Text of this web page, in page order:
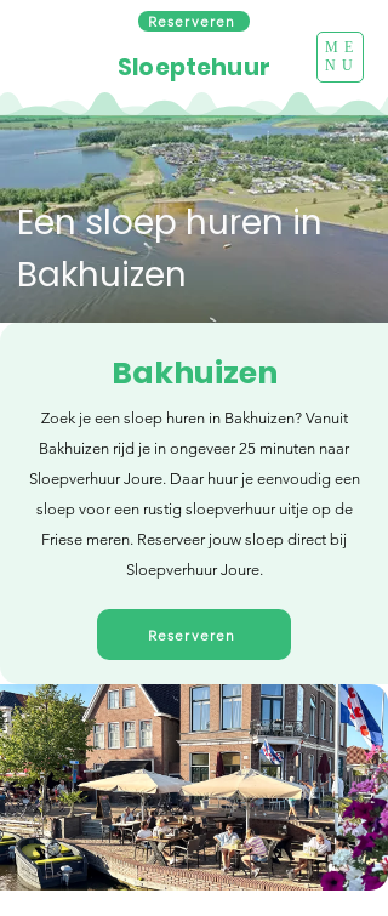
Reserveren
ME
NU
Sloeptehuur
Een sloep huren in
Bakhuizen
Bakhuizen
Zoek je een sloep huren in Bakhuizen? Vanuit
Bakhuizen rijd je in ongeveer 25 minuten naar
Sloepverhuur Joure. Daar huur je eenvoudig een
sloep voor een rustig sloepverhuur uitje op de
Friese meren. Reserveer jouw sloep direct bij
Sloepverhuur Joure.
Reserveren